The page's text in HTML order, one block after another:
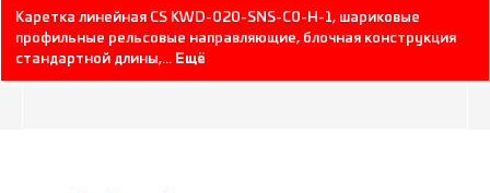
Каретка линейная CS KWD-020-SNS-C0-H-1, шариковые
профильные рельсовые направляющие, блочная конструкция
стандартной длины,… Ещё